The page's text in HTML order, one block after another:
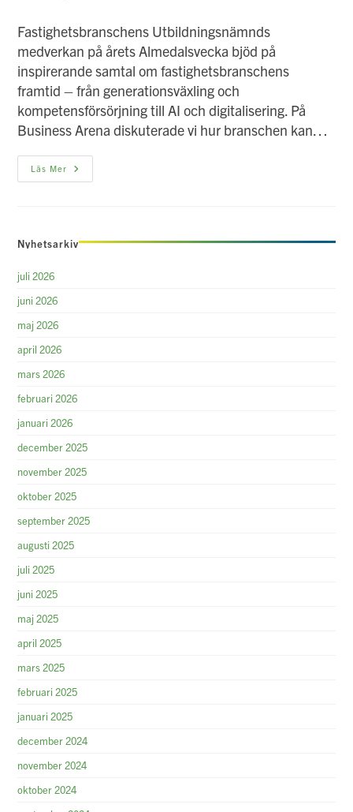
Fastighetsbranschens Utbildningsnämnds
medverkan på årets Almedalsvecka bjöd på
inspirerande samtal om fastighetsbranschens
framtid – från generationsväxling och
kompetensförsörjning till AI och digitalisering. På
Business Arena diskuterade vi hur branschen kan…
Läs Mer Årets
Webbinarier
AI
Nyhetsarkiv
juli 2026
juni 2026
maj 2026
april 2026
mars 2026
februari 2026
januari 2026
december 2025
november 2025
oktober 2025
september 2025
augusti 2025
juli 2025
juni 2025
maj 2025
april 2025
mars 2025
februari 2025
januari 2025
december 2024
november 2024
oktober 2024